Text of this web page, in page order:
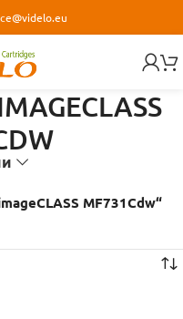
MF731Cdw“